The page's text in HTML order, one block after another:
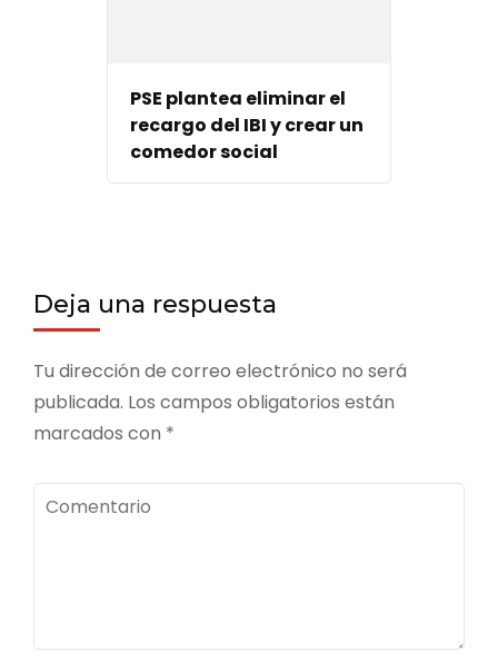
PSE plantea eliminar el
recargo del IBI y crear un
comedor social
Deja una respuesta
Tu dirección de correo electrónico no será
publicada. Los campos obligatorios están
marcados con *
Comentario